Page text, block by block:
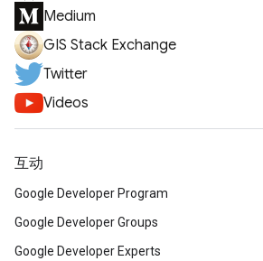
Medium
GIS Stack Exchange
Twitter
Videos
互动
Google Developer Program
Google Developer Groups
Google Developer Experts